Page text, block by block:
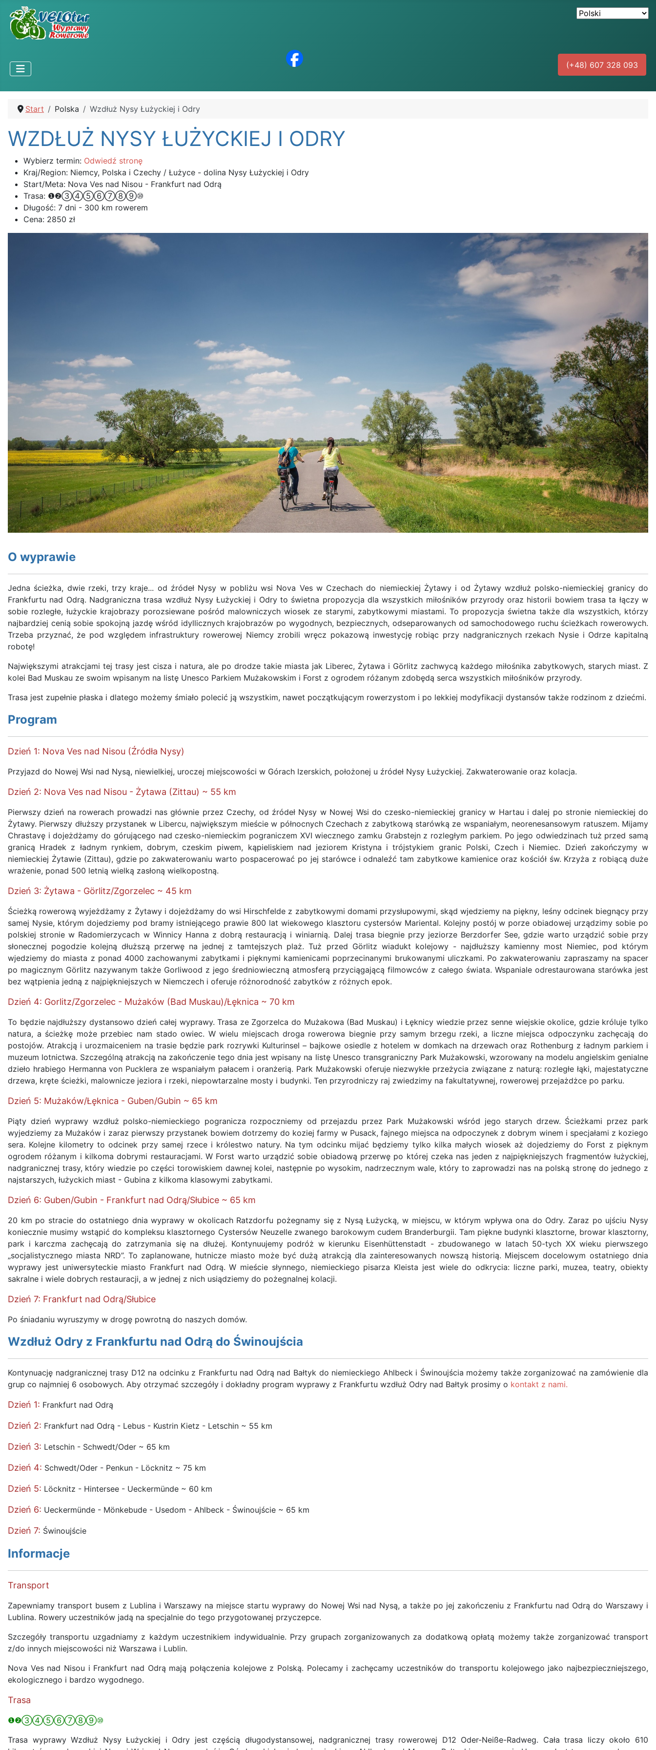
(+48) 607 328 093
Start Polska Wzdłuż Nysy Łużyckiej i Odry
WZDŁUŻ NYSY ŁUŻYCKIEJ I ODRY
Wybierz termin: Odwiedź stronę
Kraj/Region: Niemcy, Polska i Czechy / Łużyce - dolina Nysy Łużyckiej i Odry
Start/Meta: Nova Ves nad Nisou - Frankfurt nad Odrą
Trasa: ❶❷③④⑤⑥⑦⑧⑨⑩
Długość: 7 dni - 300 km rowerem
Cena: 2850 zł
O wyprawie
Jedna ścieżka, dwie rzeki, trzy kraje... od źródeł Nysy w pobliżu wsi Nova Ves w Czechach do niemieckiej Żytawy i od Żytawy wzdłuż polsko-niemieckiej granicy do
Frankfurtu nad Odrą. Nadgraniczna trasa wzdłuż Nysy Łużyckiej i Odry to świetna propozycja dla wszystkich miłośników przyrody oraz historii bowiem trasa ta łączy w
sobie rozległe, łużyckie krajobrazy porozsiewane pośród malowniczych wiosek ze starymi, zabytkowymi miastami. To propozycja świetna także dla wszystkich, którzy
najbardziej cenią sobie spokojną jazdę wśród idyllicznych krajobrazów po wygodnych, bezpiecznych, odseparowanych od samochodowego ruchu ścieżkach rowerowych.
Trzeba przyznać, że pod względem infrastruktury rowerowej Niemcy zrobili wręcz pokazową inwestycję robiąc przy nadgranicznych rzekach Nysie i Odrze kapitalną
robotę!
Największymi atrakcjami tej trasy jest cisza i natura, ale po drodze takie miasta jak Liberec, Żytawa i Görlitz zachwycą każdego miłośnika zabytkowych, starych miast. Z
kolei Bad Muskau ze swoim wpisanym na listę Unesco Parkiem Mużakowskim i Forst z ogrodem różanym zdobędą serca wszystkich miłośników przyrody.
Trasa jest zupełnie płaska i dlatego możemy śmiało polecić ją wszystkim, nawet początkującym rowerzystom i po lekkiej modyfikacji dystansów także rodzinom z dziećmi.
Program
Dzień 1: Nova Ves nad Nisou (Źródła Nysy)
Przyjazd do Nowej Wsi nad Nysą, niewielkiej, uroczej miejscowości w Górach Izerskich, położonej u źródeł Nysy Łużyckiej. Zakwaterowanie oraz kolacja.
Dzień 2: Nova Ves nad Nisou - Żytawa (Zittau) ~ 55 km
Pierwszy dzień na rowerach prowadzi nas głównie przez Czechy, od źródeł Nysy w Nowej Wsi do czesko-niemieckiej granicy w Hartau i dalej po stronie niemieckiej do
Żytawy. Pierwszy dłuższy przystanek w Libercu, największym mieście w północnych Czechach z zabytkową starówką ze wspaniałym, neorenesansowym ratuszem. Mijamy
Chrastavę i dojeżdżamy do górującego nad czesko-niemieckim pograniczem XVI wiecznego zamku Grabstejn z rozległym parkiem. Po jego odwiedzinach tuż przed samą
granicą Hradek z ładnym rynkiem, dobrym, czeskim piwem, kąpieliskiem nad jeziorem Kristyna i trójstykiem granic Polski, Czech i Niemiec. Dzień zakończymy w
niemieckiej Żytawie (Zittau), gdzie po zakwaterowaniu warto pospacerować po jej starówce i odnaleźć tam zabytkowe kamienice oraz kościół św. Krzyża z robiącą duże
wrażenie, ponad 500 letnią wielką zasłoną wielkopostną.
Dzień 3: Żytawa - Görlitz/Zgorzelec ~ 45 km
Ścieżką rowerową wyjeżdżamy z Żytawy i dojeżdżamy do wsi Hirschfelde z zabytkowymi domami przysłupowymi, skąd wjedziemy na piękny, leśny odcinek biegnący przy
samej Nysie, którym dojedziemy pod bramy istniejącego prawie 800 lat wiekowego klasztoru cystersów Mariental. Kolejny postój w porze obiadowej urządzimy sobie po
polskiej stronie w Radomierzycach w Winnicy Hanna z dobrą restauracją i winiarnią. Dalej trasa biegnie przy jeziorze Berzdorfer See, gdzie warto urządzić sobie przy
słonecznej pogodzie kolejną dłuższą przerwę na jednej z tamtejszych plaż. Tuż przed Görlitz wiadukt kolejowy - najdłuższy kamienny most Niemiec, pod którym
wjedziemy do miasta z ponad 4000 zachowanymi zabytkami i pięknymi kamienicami poprzecinanymi brukowanymi uliczkami. Po zakwaterowaniu zapraszamy na spacer
po magicznym Görlitz nazywanym także Gorliwood z jego średniowieczną atmosferą przyciągającą filmowców z całego świata. Wspaniale odrestaurowana starówka jest
bez wątpienia jedną z najpiękniejszych w Niemczech i oferuje różnorodność zabytków z różnych epok.
Dzień 4: Gorlitz/Zgorzelec - Mużaków (Bad Muskau)/Łęknica ~ 70 km
To będzie najdłuższy dystansowo dzień całej wyprawy. Trasa ze Zgorzelca do Mużakowa (Bad Muskau) i Łęknicy wiedzie przez senne wiejskie okolice, gdzie króluje tylko
natura, a ścieżkę może przebiec nam stado owiec. W wielu miejscach droga rowerowa biegnie przy samym brzegu rzeki, a liczne miejsca odpoczynku zachęcają do
postojów. Atrakcją i urozmaiceniem na trasie będzie park rozrywki Kulturinsel – bajkowe osiedle z hotelem w domkach na drzewach oraz Rothenburg z ładnym parkiem i
muzeum lotnictwa. Szczególną atrakcją na zakończenie tego dnia jest wpisany na listę Unesco transgraniczny Park Mużakowski, wzorowany na modelu angielskim genialne
dzieło hrabiego Hermanna von Pucklera ze wspaniałym pałacem i oranżerią. Park Mużakowski oferuje niezwykłe przeżycia związane z naturą: rozległe łąki, majestatyczne
drzewa, kręte ścieżki, malownicze jeziora i rzeki, niepowtarzalne mosty i budynki. Ten przyrodniczy raj zwiedzimy na fakultatywnej, rowerowej przejażdżce po parku.
Dzień 5: Mużaków/Łęknica - Guben/Gubin ~ 65 km
Piąty dzień wyprawy wzdłuż polsko-niemieckiego pogranicza rozpoczniemy od przejazdu przez Park Mużakowski wśród jego starych drzew. Ścieżkami przez park
wyjedziemy za Mużaków i zaraz pierwszy przystanek bowiem dotrzemy do koziej farmy w Pusack, fajnego miejsca na odpoczynek z dobrym winem i specjałami z koziego
sera. Kolejne kilometry to odcinek przy samej rzece i królestwo natury. Na tym odcinku mijać będziemy tylko kilka małych wiosek aż dojedziemy do Forst z pięknym
ogrodem różanym i kilkoma dobrymi restauracjami. W Forst warto urządzić sobie obiadową przerwę po której czeka nas jeden z najpiękniejszych fragmentów łużyckiej,
nadgranicznej trasy, który wiedzie po części torowiskiem dawnej kolei, następnie po wysokim, nadrzecznym wale, który to zaprowadzi nas na polską stronę do jednego z
najstarszych, łużyckich miast - Gubina z kilkoma klasowymi zabytkami.
Dzień 6: Guben/Gubin - Frankfurt nad Odrą/Słubice ~ 65 km
20 km po stracie do ostatniego dnia wyprawy w okolicach Ratzdorfu pożegnamy się z Nysą Łużycką, w miejscu, w którym wpływa ona do Odry. Zaraz po ujściu Nysy
koniecznie musimy wstąpić do kompleksu klasztornego Cystersów Neuzelle zwanego barokowym cudem Branderburgii. Tam piękne budynki klasztorne, browar klasztorny,
park i karczma zachęcają do zatrzymania się na dłużej. Kontynuujemy podróż w kierunku Eisenhüttenstadt - zbudowanego w latach 50-tych XX wieku pierwszego
„socjalistycznego miasta NRD”. To zaplanowane, hutnicze miasto może być dużą atrakcją dla zainteresowanych nowszą historią. Miejscem docelowym ostatniego dnia
wyprawy jest uniwersyteckie miasto Frankfurt nad Odrą. W mieście słynnego, niemieckiego pisarza Kleista jest wiele do odkrycia: liczne parki, muzea, teatry, obiekty
sakralne i wiele dobrych restauracji, a w jednej z nich usiądziemy do pożegnalnej kolacji.
Dzień 7: Frankfurt nad Odrą/Słubice
Po śniadaniu wyruszymy w drogę powrotną do naszych domów.
Wzdłuż Odry z Frankfurtu nad Odrą do Świnoujścia
Kontynuację nadgranicznej trasy D12 na odcinku z Frankfurtu nad Odrą nad Bałtyk do niemieckiego Ahlbeck i Świnoujścia możemy także zorganizować na zamówienie dla
grup co najmniej 6 osobowych. Aby otrzymać szczegóły i dokładny program wyprawy z Frankfurtu wzdłuż Odry nad Bałtyk prosimy o kontakt z nami.
Dzień 1: Frankfurt nad Odrą
Dzień 2: Frankfurt nad Odrą - Lebus - Kustrin Kietz - Letschin ~ 55 km
Dzień 3: Letschin - Schwedt/Oder ~ 65 km
Dzień 4: Schwedt/Oder - Penkun - Löcknitz ~ 75 km
Dzień 5: Löcknitz - Hintersee - Ueckermünde ~ 60 km
Dzień 6: Ueckermünde - Mönkebude - Usedom - Ahlbeck - Świnoujście ~ 65 km
Dzień 7: Świnoujście
Informacje
Transport
Zapewniamy transport busem z Lublina i Warszawy na miejsce startu wyprawy do Nowej Wsi nad Nysą, a także po jej zakończeniu z Frankfurtu nad Odrą do Warszawy i
Lublina. Rowery uczestników jadą na specjalnie do tego przygotowanej przyczepce.
Szczegóły transportu uzgadniamy z każdym uczestnikiem indywidualnie. Przy grupach zorganizowanych za dodatkową opłatą możemy także zorganizować transport
z/do innych miejscowości niż Warszawa i Lublin.
Nova Ves nad Nisou i Frankfurt nad Odrą mają połączenia kolejowe z Polską. Polecamy i zachęcamy uczestników do transportu kolejowego jako najbezpieczniejszego,
ekologicznego i bardzo wygodnego.
Trasa
❶❷③④⑤⑥⑦⑧⑨⑩
Trasa wyprawy Wzdłuż Nysy Łużyckiej i Odry jest częścią długodystansowej, nadgranicznej trasy rowerowej D12 Oder-Neiße-Radweg. Cała trasa liczy około 610